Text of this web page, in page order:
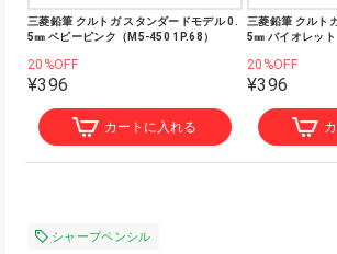
三菱鉛筆 クルトガ スタンダードモデル 0.
5㎜ ベビーピンク（M5-450 1P.68）
20%OFF
¥396
カートに入れる
三菱鉛筆 クルト
5㎜ バイオレッ
20%OFF
¥396
シャープペンシル